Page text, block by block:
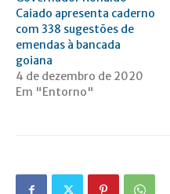
Caiado apresenta caderno
com 338 sugestões de
emendas à bancada
goiana
4 de dezembro de 2020
Em "Entorno"